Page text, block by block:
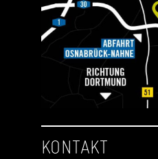
KONTAKT